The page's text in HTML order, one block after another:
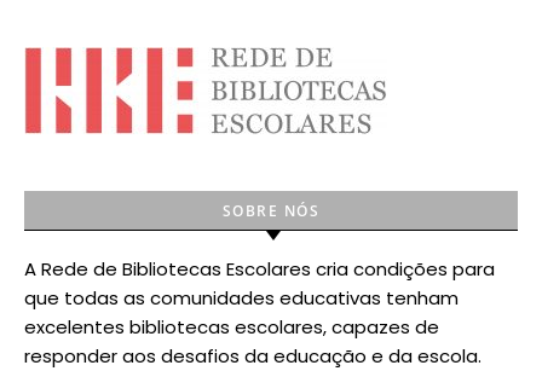
SOBRE NÓS
A Rede de Bibliotecas Escolares cria condições para
que todas as comunidades educativas tenham
excelentes bibliotecas escolares, capazes de
responder aos desafios da educação e da escola.